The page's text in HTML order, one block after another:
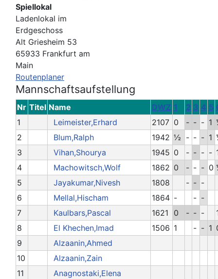
Spiellokal
Ladenlokal im
Erdgeschoss
Alt Griesheim 53
65933 Frankfurt am
Main
Routenplaner
Mannschaftsaufstellung
Nr Titel Name DWZ 1 2 3 4 5
1
Leimeister,Erhard 2107 0 - - - 1
2
Blum,Ralph 1942 ½ - - - 1
3
Vihan,Shourya 1945 0 - - - -
4
Machowitsch,Wolf 1862 0 - - - 0
5
Jayakumar,Nivesh 1808 - - -
6
Mellal,Hischam 1864 - - -
7
Kaulbars,Pascal 1621 0 - - -
8
El Khechen,Imad 1506 1 - - 1
9
Alzaanin,Ahmed
10
Alzaanin,Zain
11
Anagnostaki,Elena